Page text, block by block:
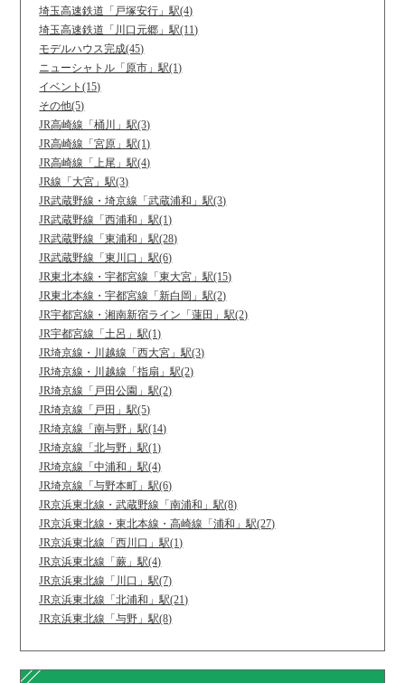
埼玉高速鉄道「戸塚安行」駅(4)
埼玉高速鉄道「川口元郷」駅(11)
モデルハウス完成(45)
ニューシャトル「原市」駅(1)
イベント(15)
その他(5)
JR高崎線「桶川」駅(3)
JR高崎線「宮原」駅(1)
JR高崎線「上尾」駅(4)
JR線「大宮」駅(3)
JR武蔵野線・埼京線「武蔵浦和」駅(3)
JR武蔵野線「西浦和」駅(1)
JR武蔵野線「東浦和」駅(28)
JR武蔵野線「東川口」駅(6)
JR東北本線・宇都宮線「東大宮」駅(15)
JR東北本線・宇都宮線「新白岡」駅(2)
JR宇都宮線・湘南新宿ライン「蓮田」駅(2)
JR宇都宮線「土呂」駅(1)
JR埼京線・川越線「西大宮」駅(3)
JR埼京線・川越線「指扇」駅(2)
JR埼京線「戸田公園」駅(2)
JR埼京線「戸田」駅(5)
JR埼京線「南与野」駅(14)
JR埼京線「北与野」駅(1)
JR埼京線「中浦和」駅(4)
JR埼京線「与野本町」駅(6)
JR京浜東北線・武蔵野線「南浦和」駅(8)
JR京浜東北線・東北本線・高崎線「浦和」駅(27)
JR京浜東北線「西川口」駅(1)
JR京浜東北線「蕨」駅(4)
JR京浜東北線「川口」駅(7)
JR京浜東北線「北浦和」駅(21)
JR京浜東北線「与野」駅(8)